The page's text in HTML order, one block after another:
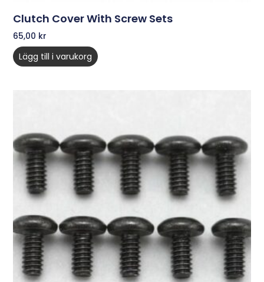
Clutch Cover With Screw Sets
65,00 kr
Lägg till i varukorg